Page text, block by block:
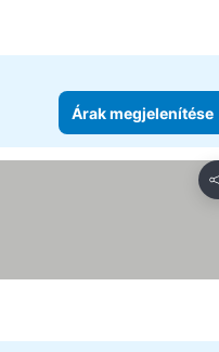
Árak megjelenítése